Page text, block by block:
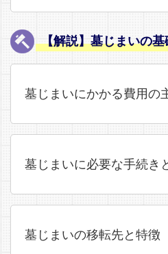
【解説】墓じまいの
墓じまいにかかる費用の
墓じまいに必要な手続き
墓じまいの移転先と特徴